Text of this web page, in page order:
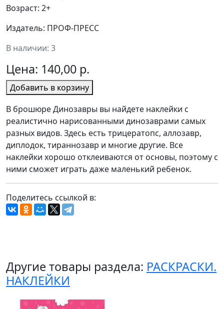
Возраст: 2+
Издатель: ПРОФ-ПРЕСС
В наличии: 3
Цена: 140,00 р.
Добавить в корзину
В брошюре Динозавры вы найдете наклейки с
реалистично нарисованными динозаврами самых
разных видов. Здесь есть трицератопс, аллозавр,
диплодок, тираннозавр и многие другие. Все
наклейки хорошо отклеиваются от основы, поэтому с
ними сможет играть даже маленький ребенок.
Поделитесь ссылкой в:
Другие товары раздела: РАСКРАСКИ.
НАКЛЕЙКИ